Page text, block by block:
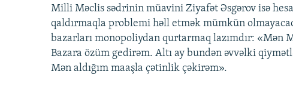
Milli Məclis sədrinin müavini Ziyafət Əsgərov isə
qaldırmaqla problemi həll etmək mümkün
bazarları monopoliydan qurtarmaq lazımdır: «Mən
Bazara özüm gedirəm. Altı ay bundən əvvəlki
Mən aldığım maaşla çətinlik çəkirəm».